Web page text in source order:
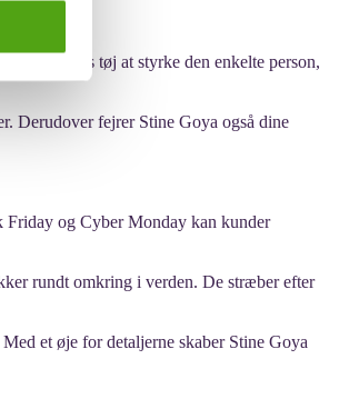
deres tøj at styrke den enkelte person,
Derudover fejrer Stine Goya også dine
Friday og Cyber Monday kan kunder
rundt omkring i verden. De stræber efter
et øje for detaljerne skaber Stine Goya